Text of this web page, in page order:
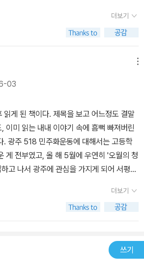
다. 그 시절 광주에서 희생당한 모든 이들의
더 바라볼 때 그들의 죽음이 희생을 너머 우
할 수 있을 것이라 생각한다.​우리가 지금 누
서나 현재에서나 누군가의 희생으로 이룩된
다,​​​​​​​​이 글은 출판사 바람의 아이들에서 도서
알립니다.​​
을 빌려온 점도 참신하고 신선했습니다.
더보기
03
읽게 된 책이다. 제목을 보고 어느정도 결말
이미 읽는 내내 이야기 속에 흠뻑 빠져버린
. 광주 518 민주화운동에 대해서는 고등학
게 전부였고, 올 해 5월에 우연히 '오월의 청
고 나서 광주에 관심을 가지게 되어 서평단
도일줄은 몰랐던 내가 너무 부끄럽고 한심
고 있는데도 대한민국 국민이라고 내가 당
민족인데 어떻게 이런 일이 벌어질 수 있는
켜낸 민주주의인데, 그걸 조롱하나?부끄러
더보기
쓰기